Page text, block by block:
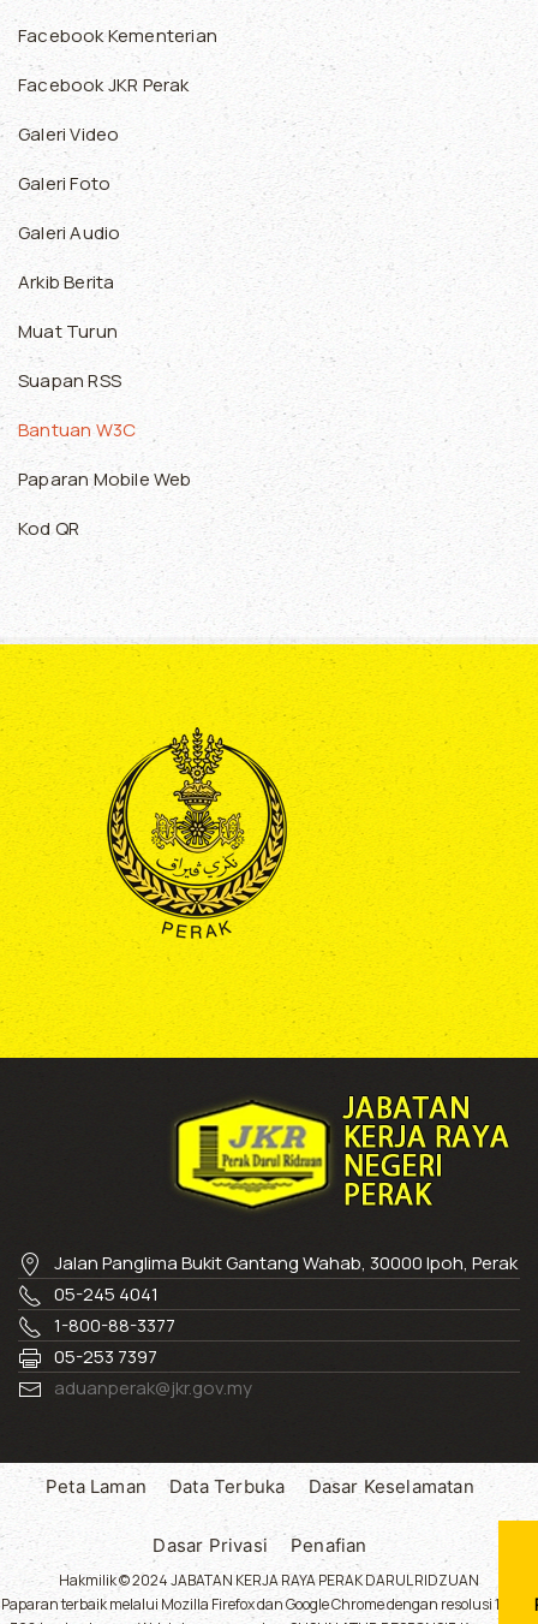
Facebook Kementerian
Facebook JKR Perak
Galeri Video
Galeri Foto
Galeri Audio
Arkib Berita
Muat Turun
Suapan RSS
Bantuan W3C
Paparan Mobile Web
Kod QR
Jalan Panglima Bukit Gantang Wahab, 30000 Ipoh, Perak
05-245 4041
1-800-88-3377
05-253 7397
aduanperak@jkr.gov.my
Peta Laman Data Terbuka Dasar Keselamatan
Dasar Privasi Penafian
Hakmilik © 2024 JABATAN KERJA RAYA PERAK DARUL RIDZUAN
Paparan terbaik melalui Mozilla Firefox dan Google Chrome dengan resolusi 1024 x